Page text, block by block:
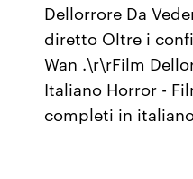
Dellorrore Da
diretto Oltre i
Wan .\r\rFilm
Italiano Horror -
completi in